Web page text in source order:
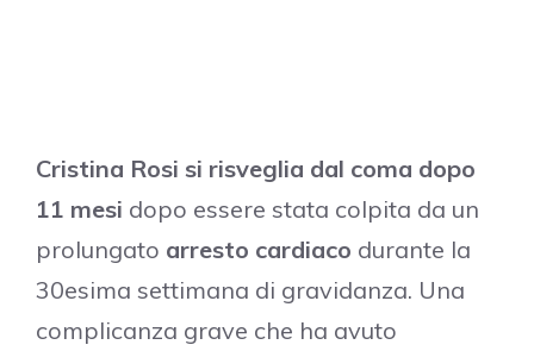
Cristina Rosi si risveglia dal coma dopo
11 mesi dopo essere stata colpita da un
prolungato arresto cardiaco durante la
30esima settimana di gravidanza. Una
complicanza grave che ha avuto